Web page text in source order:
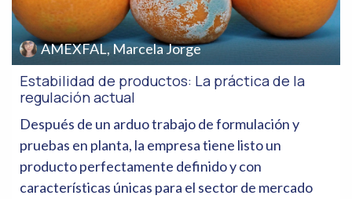
AMEXFAL, Marcela Jorge
Estabilidad de productos: La práctica de la
regulación actual
Después de un arduo trabajo de formulación y
pruebas en planta, la empresa tiene listo un
producto perfectamente definido y con
características únicas para el sector de mercado